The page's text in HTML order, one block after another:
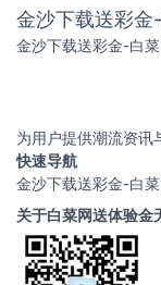
金沙下载送彩
金沙下载送彩金-白
为用户提供潮流资讯
快速导航
金沙下载送彩金-白
关于白菜网送体验金